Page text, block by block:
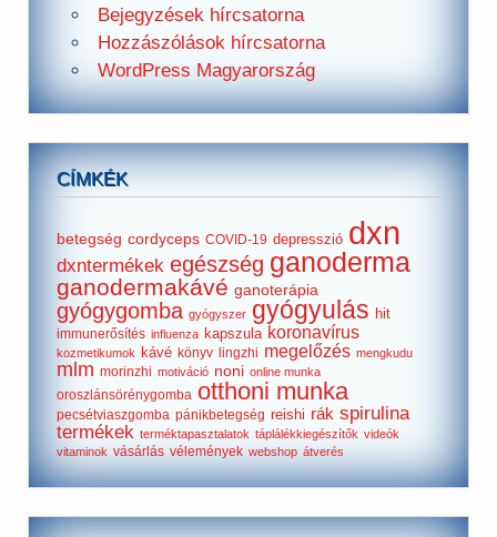
Bejegyzések hírcsatorna
Hozzászólások hírcsatorna
WordPress Magyarország
CÍMKÉK
betegség cordyceps COVID-19 depresszió dxn
dxntermékek egészség ganoderma
ganodermakávé ganoterápia
gyógygomba gyógyszer gyógyulás hit
immunerősítés influenza kapszula koronavírus
kozmetikumok kávé könyv lingzhi megelőzés mengkudu
mlm morinzhi motiváció noni online munka
oroszlánsörénygomba otthoni munka
pecsétviaszgomba pánikbetegség reishi rák spirulina
termékek terméktapasztalatok táplálékkiegészítők videók
vitaminok vásárlás vélemények webshop átverés